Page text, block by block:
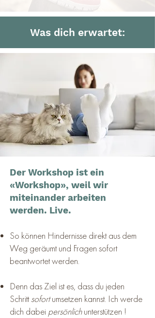
Was dich erwartet:
Der Workshop ist ein
«Workshop», weil wir
miteinander arbeiten
werden. Live.
So können Hindernisse direkt aus dem
Weg geräumt und Fragen sofort
beantwortet werden.
Denn das Ziel ist es, dass du jeden
Schrittsofortumsetzen kannst. Ich werde
dich dabei persönlichunterstützen !